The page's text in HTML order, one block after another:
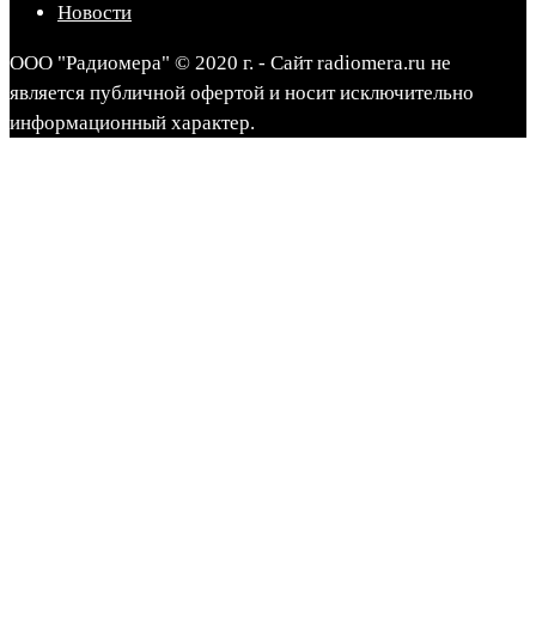
Новости
ООО "Радиомера" © 2020 г. - Сайт radiomera.ru не
является публичной офертой и носит исключительно
информационный характер.